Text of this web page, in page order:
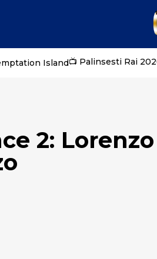
Island📺 Palinsesti Rai
2: